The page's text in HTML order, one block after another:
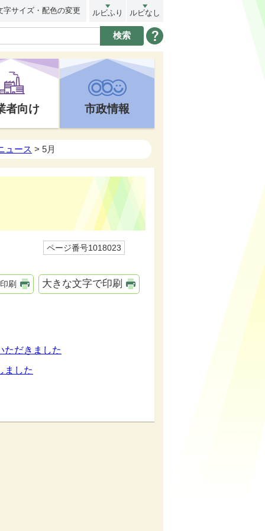
字サイズ・配色の変更 ルビふり ルビなし
者向け 市政情報
ュース > 5月
ページ番号1018023
印刷 大きな文字で印刷
ただきました
ました